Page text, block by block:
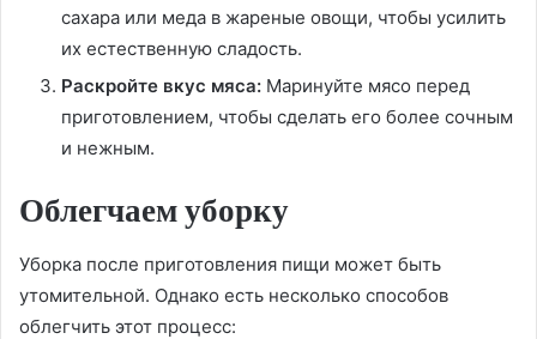
сахара или меда в жареные овощи, чтобы усилить
их естественную сладость.
Раскройте вкус мяса: Маринуйте мясо перед
приготовлением, чтобы сделать его более сочным
и нежным.
Облегчаем уборку
Уборка после приготовления пищи может быть
утомительной. Однако есть несколько способов
облегчить этот процесс: